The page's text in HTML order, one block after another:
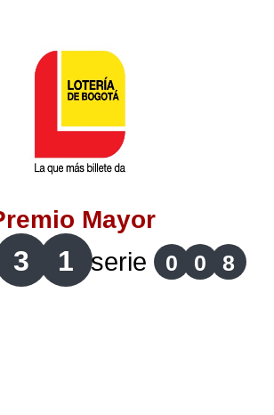
Bogotá
Risaralda
Medellín
Santander
Cauca
Mayor
3 1 serie 0 0 8